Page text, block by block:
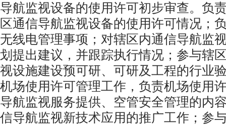
导航监视设备的使用许可初步审查。负
区通信导航监视设备的使用许可情况；
无线电管理事项；对辖区内通信导航监
划提出建议，并跟踪执行情况；参与辖
视设施建设预可研、可研及工程的行业
机场使用许可管理工作，负责机场使用
导航监视服务提供、空管安全管理的内
信导航监视新技术应用的推广工作；参